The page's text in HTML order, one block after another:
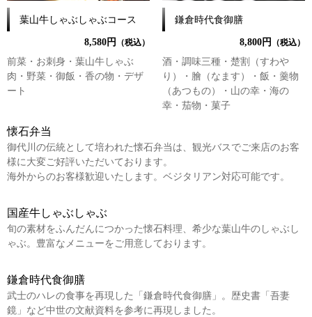
葉山牛しゃぶしゃぶコース
8,580円 （税込）
前菜・お刺身・葉山牛しゃぶ
肉・野菜・御飯・香の物・デザ
ート
鎌倉時代食御膳
8,800円 （税込）
酒・調味三種・楚割（すわや
り）・膾（なます）・飯・羹物
（あつもの）・山の幸・海の
幸・茄物・菓子
懐石弁当
御代川の伝統として培われた懐石弁当は、観光バスでご来店のお客
様に大変ご好評いただいております。
海外からのお客様歓迎いたします。ベジタリアン対応可能です。
国産牛しゃぶしゃぶ
旬の素材をふんだんにつかった懐石料理、希少な葉山牛のしゃぶし
ゃぶ。豊富なメニューをご用意しております。
鎌倉時代食御膳
武士のハレの食事を再現した「鎌倉時代食御膳」。歴史書「吾妻
鏡」など中世の文献資料を参考に再現しました。